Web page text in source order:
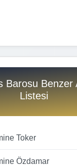
Barosu Benzer
Listesi
Toker
Özdamar